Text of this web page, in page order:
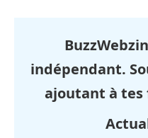
indépendant.
ajoutant à tes